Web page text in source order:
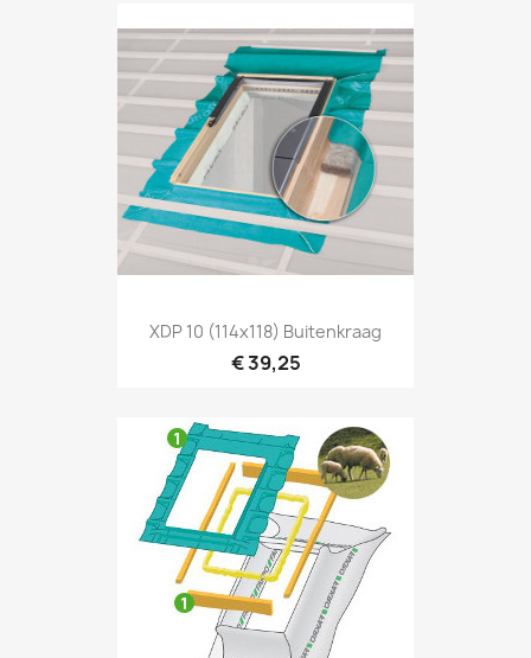
Snel bekijken
XDP 10 (114x118) Buitenkraag
€ 39,25